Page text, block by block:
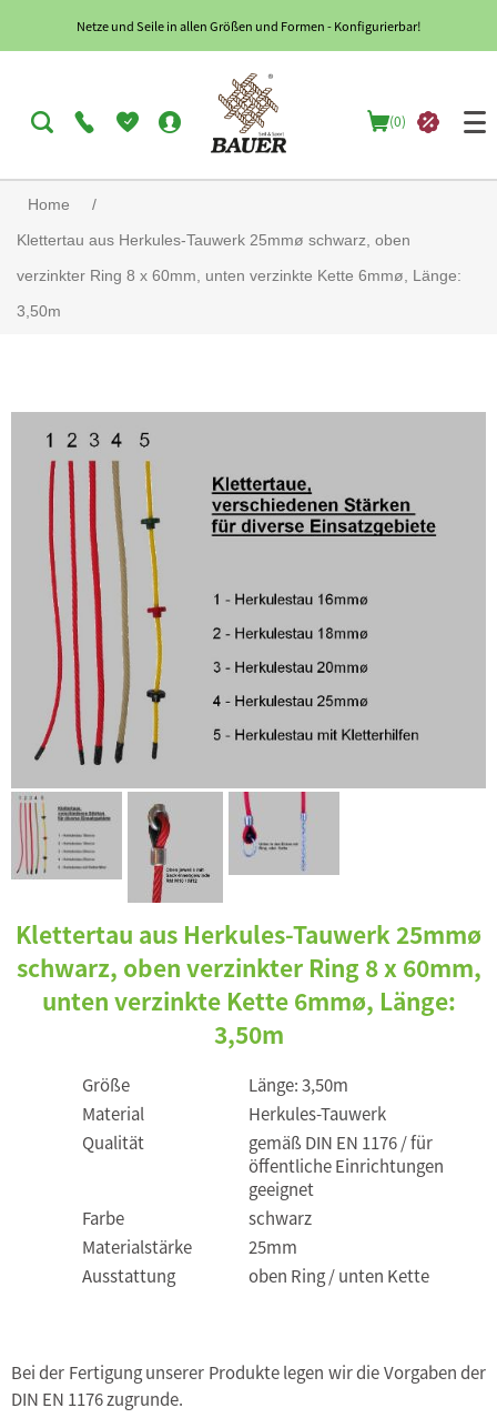
Netze und Seile in allen Größen und Formen - Konfigurierbar!
(0)
Home
/
Klettertau aus Herkules-Tauwerk 25mmø schwarz, oben
verzinkter Ring 8 x 60mm, unten verzinkte Kette 6mmø, Länge:
3,50m
Klettertau aus Herkules-Tauwerk 25mmø
schwarz, oben verzinkter Ring 8 x 60mm,
unten verzinkte Kette 6mmø, Länge:
3,50m
Größe
Länge: 3,50m
Material
Herkules-Tauwerk
Qualität
gemäß DIN EN 1176 / für
öffentliche Einrichtungen
geeignet
Farbe
schwarz
Materialstärke
25mm
Ausstattung
oben Ring / unten Kette
Bei der Fertigung unserer Produkte legen wir die Vorgaben der
DIN EN 1176 zugrunde.